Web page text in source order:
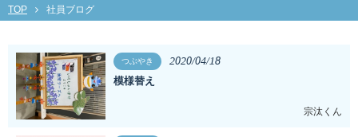
TOP 社員ブログ
つぶやき 2020/04/18
模様替え
宗汰くん